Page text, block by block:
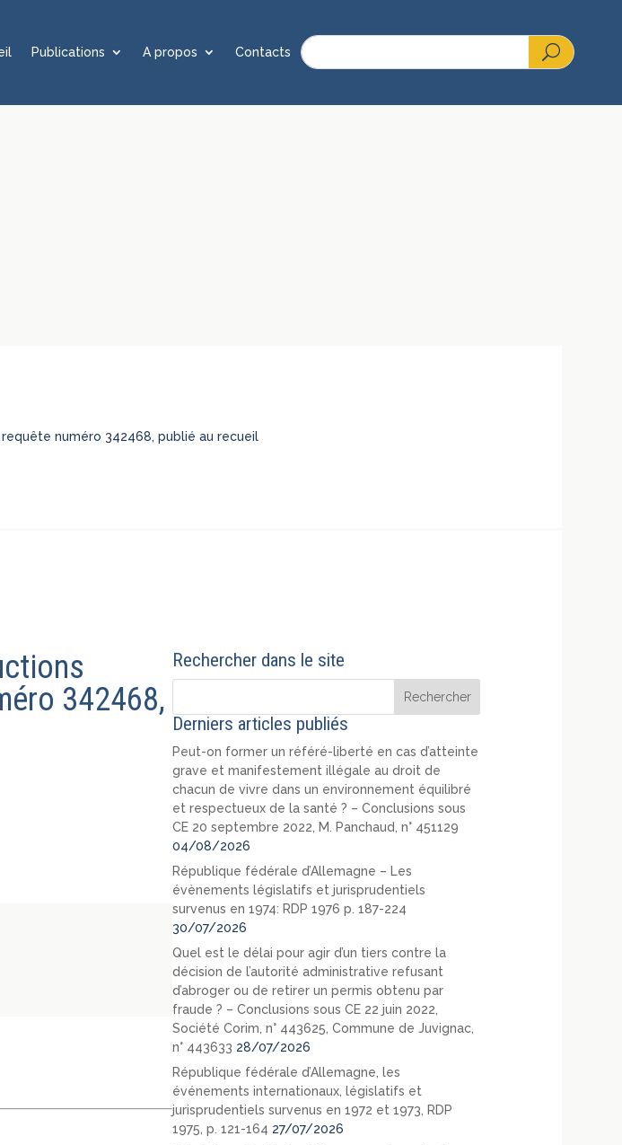
Publications A propos Contacts
requête numéro 342468, publié au recueil
342468,
Rechercher dans le site
Derniers articles publiés
Peut-on former un référé-liberté en cas d’atteinte
grave et manifestement illégale au droit de
chacun de vivre dans un environnement équilibré
et respectueux de la santé ? – Conclusions sous
CE 20 septembre 2022, M. Panchaud, n° 451129
04/08/2026
République fédérale d’Allemagne – Les
évènements législatifs et jurisprudentiels
survenus en 1974: RDP 1976 p. 187-224
30/07/2026
Quel est le délai pour agir d’un tiers contre la
décision de l’autorité administrative refusant
d’abroger ou de retirer un permis obtenu par
fraude ? – Conclusions sous CE 22 juin 2022,
Société Corim, n° 443625, Commune de Juvignac,
n° 443633 28/07/2026
République fédérale d’Allemagne, les
événements internationaux, législatifs et
jurisprudentiels survenus en 1972 et 1973, RDP
1975, p. 121-164 27/07/2026